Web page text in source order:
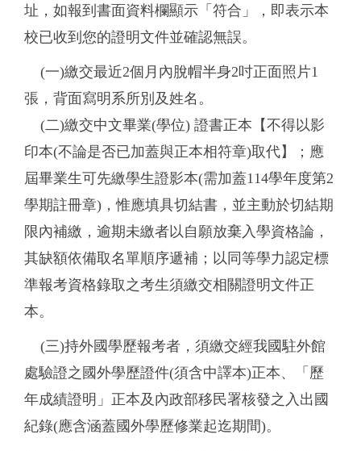
址，如報到書面資料欄顯示「符合」，即表示本
校已收到您的證明文件並確認無誤。
(一)繳交最近2個月內脫帽半身2吋正面照片1
張，背面寫明系所別及姓名。
(二)繳交中文畢業(學位) 證書正本【不得以影
印本(不論是否已加蓋與正本相符章)取代】；應
屆畢業生可先繳學生證影本(需加蓋114學年度第2
學期註冊章)，惟應填具切結書，並主動於切結期
限內補繳，逾期未繳者以自願放棄入學資格論，
其缺額依備取名單順序遞補；以同等學力認定標
準報考資格錄取之考生須繳交相關證明文件正
本。
(三)持外國學歷報考者，須繳交經我國駐外館
處驗證之國外學歷證件(須含中譯本)正本、「歷
年成績證明」正本及內政部移民署核發之入出國
紀錄(應含涵蓋國外學歷修業起迄期間)。